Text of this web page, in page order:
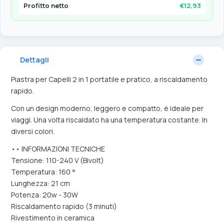
Profitto netto €12,93
Dettagli
Piastra per Capelli 2 in 1 portatile e pratico, a riscaldamento
rapido.
Con un design moderno, leggero e compatto, è ideale per
viaggi. Una volta riscaldato ha una temperatura costante. In
diversi colori.
•• INFORMAZIONI TECNICHE
Tensione: 110-240 V (Bivolt)
Temperatura: 160 °
Lunghezza: 21 cm
Potenza: 20w - 30W
Riscaldamento rapido (3 minuti)
Rivestimento in ceramica